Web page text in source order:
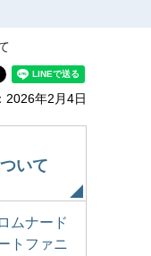
2026年2月4日
いて
ムナード
トファニ